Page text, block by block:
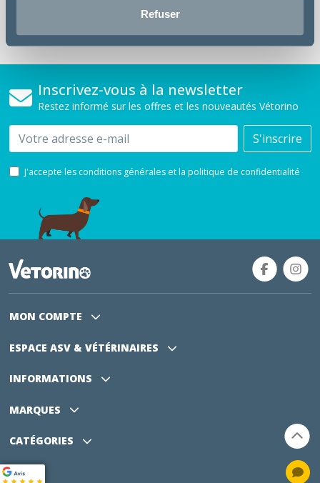
Refuser
SÉLÉCTION VÉTÉRINAIRE
croquettes médicalisées
Inscrivez-vous à la newsletter
Restez informé sur les offres et les nouveautés Vétorino
Email S'inscrire
J'accepte les conditions générales et la politique de confidentialité
MON COMPTE
ESPACE ASV & VÉTÉRINAIRES
INFORMATIONS
MARQUES
CATÉGORIES